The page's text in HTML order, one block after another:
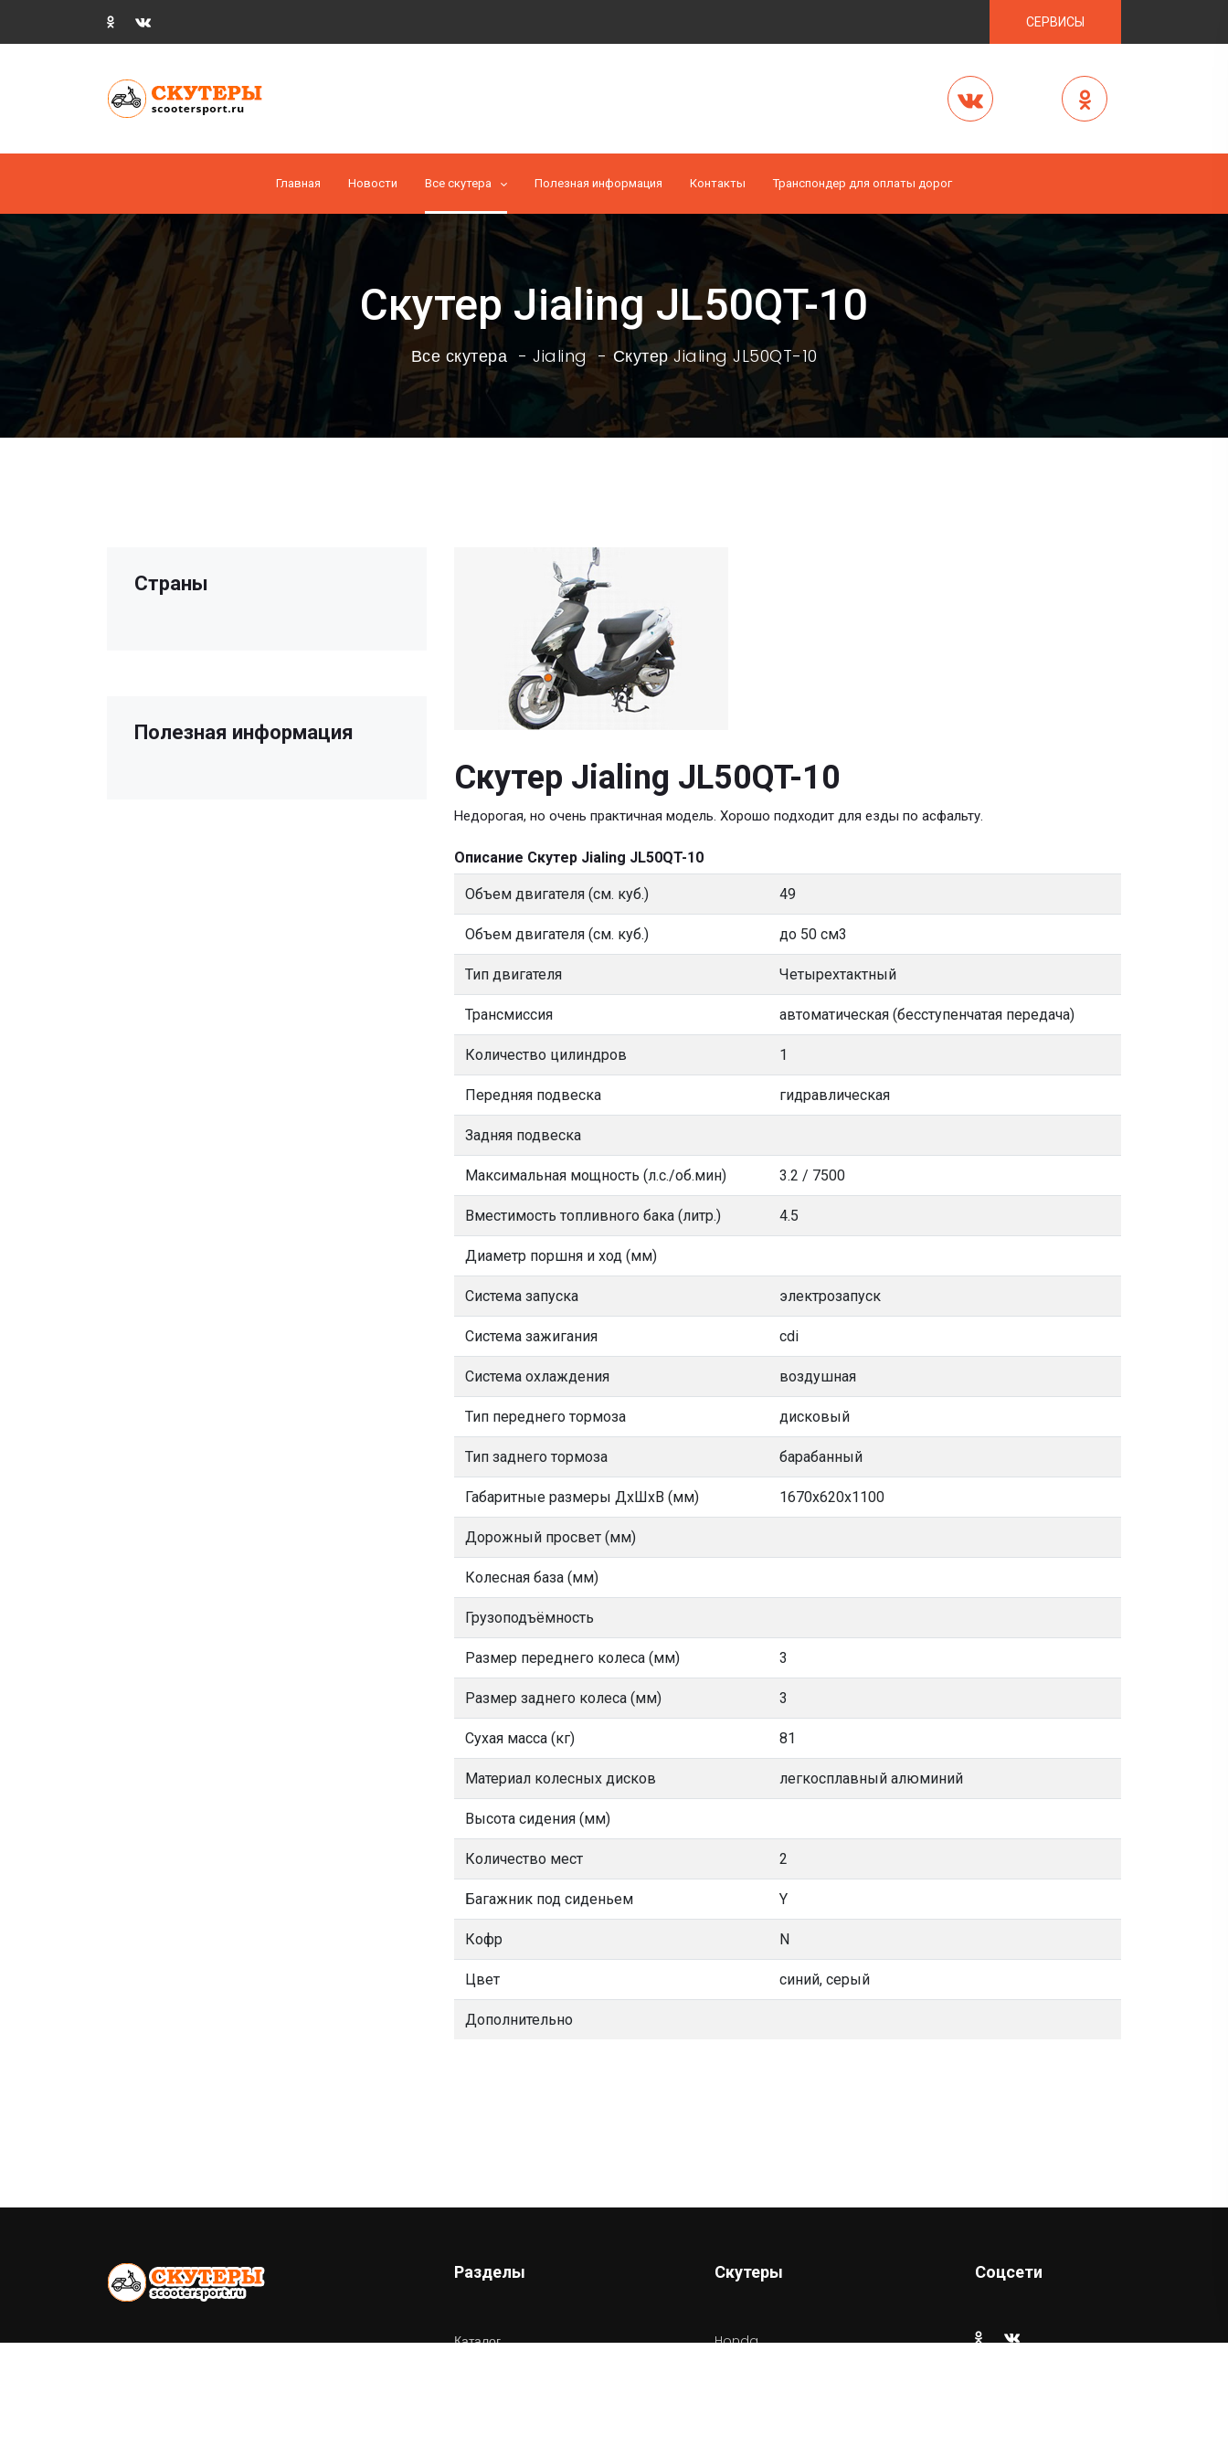
СЕРВИСЫ
Главная Новости Все скутера Полезная информация Контакты Транспондер для оплаты дорог
Скутер Jialing JL50QT-10
Все скутера Jialing Скутер Jialing JL50QT-10
Скутер Jialing JL50QT-10
Недорогая, но очень практичная модель. Хорошо подходит для езды по асфальту.
Описание Скутер Jialing JL50QT-10
Объем двигателя (см. куб.) 49
Объем двигателя (см. куб.) до 50 см3
Тип двигателя Четырехтактный
Трансмиссия автоматическая (бесступенчатая передача)
Количество цилиндров 1
Передняя подвеска гидравлическая
Задняя подвеска
Максимальная мощность (л.с./об.мин) 3.2 / 7500
Вместимость топливного бака (литр.) 4.5
Диаметр поршня и ход (мм)
Система запуска электрозапуск
Система зажигания cdi
Система охлаждения воздушная
Тип переднего тормоза дисковый
Тип заднего тормоза барабанный
Габаритные размеры ДхШхВ (мм) 1670х620х1100
Дорожный просвет (мм)
Колесная база (мм)
Грузоподъёмность
Размер переднего колеса (мм) 3
Размер заднего колеса (мм) 3
Сухая масса (кг) 81
Материал колесных дисков легкосплавный алюминий
Высота сидения (мм)
Количество мест 2
Багажник под сиденьем Y
Кофр N
Цвет синий, серый
Дополнительно
Страны
Полезная информация
Всё о скутерах. Каталог моделей,
Разделы
Каталог
Скутеры
Honda
Соцсети